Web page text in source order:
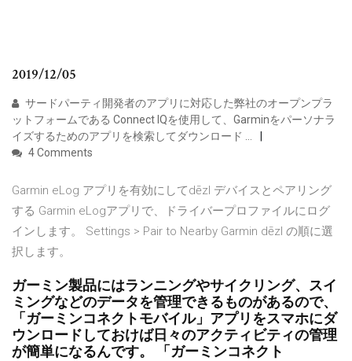
2019/12/05
サードパーティ開発者のアプリに対応した弊社のオープンプラ
ットフォームである Connect IQを使用して、Garminをパーソナラ
イズするためのアプリを検索してダウンロード …
4 Comments
Garmin eLog アプリを有効にしてdēzl デバイスとペアリング
する Garmin eLogアプリで、ドライバープロファイルにログ
インします。 Settings > Pair to Nearby Garmin dēzl の順に選
択します。
ガーミン製品にはランニングやサイクリング、スイ
ミングなどのデータを管理できるものがあるので、
「ガーミンコネクトモバイル」アプリをスマホにダ
ウンロードしておけば日々のアクティビティの管理
が簡単になるんです。 「ガーミンコネクト